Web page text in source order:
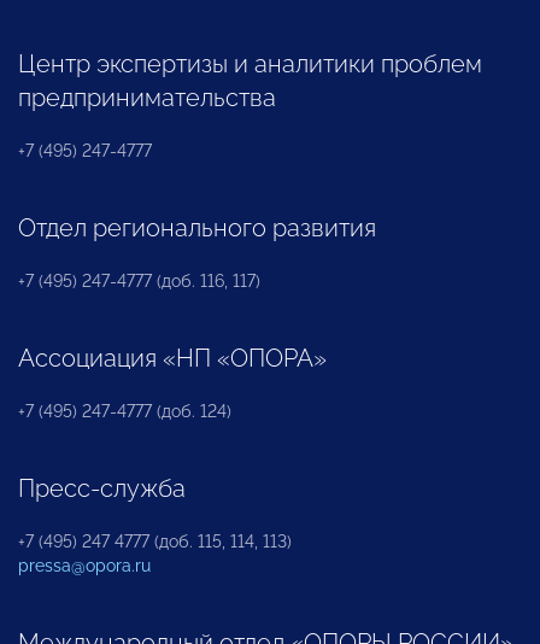
Центр экспертизы и аналитики проблем
предпринимательства
+7 (495) 247-4777
Отдел регионального развития
+7 (495) 247-4777 (доб. 116, 117)
Ассоциация «НП «ОПОРА»
+7 (495) 247-4777 (доб. 124)
Пресс-служба
+7 (495) 247 4777 (доб. 115, 114, 113)
pressa@opora.ru